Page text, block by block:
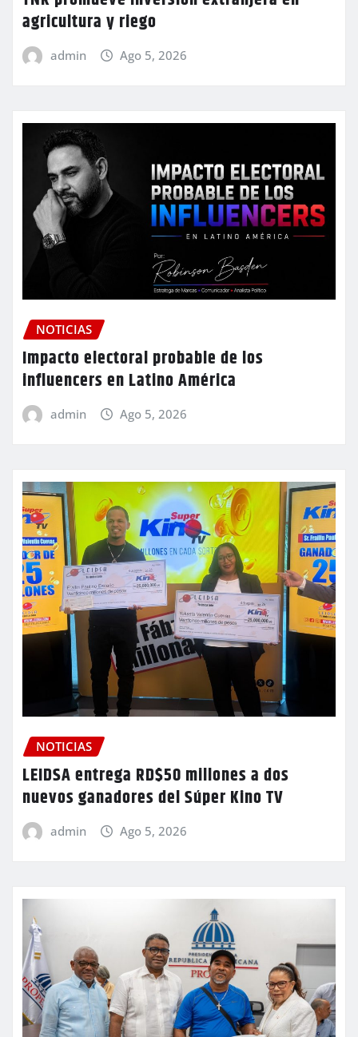
agricultura y riego
admin Ago 5, 2026
NOTICIAS
Impacto electoral probable de los
influencers en Latino América
admin Ago 5, 2026
NOTICIAS
LEIDSA entrega RD$50 millones a dos
nuevos ganadores del Súper Kino TV
admin Ago 5, 2026